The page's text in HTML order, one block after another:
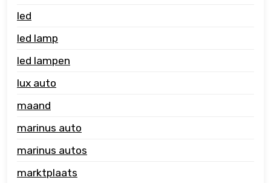
led
led lamp
led lampen
lux auto
maand
marinus auto
marinus autos
marktplaats